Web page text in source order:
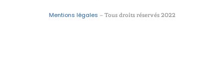
Mentions légales – Tous droits réservés 2022